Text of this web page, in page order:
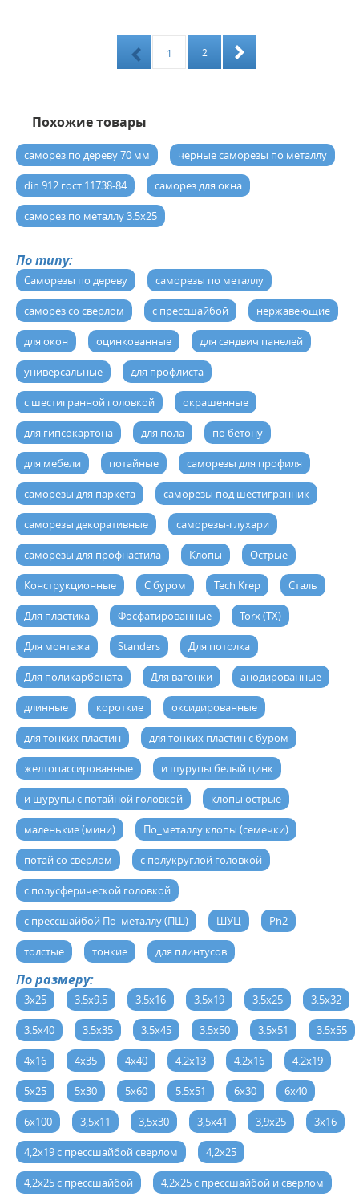
1 2
Похожие товары
саморез по дереву 70 мм черные саморезы по металлу
din 912 гост 11738-84 саморез для окна
саморез по металлу 3.5х25
По типу:
Cаморезы по дереву саморезы по металлу
саморез со сверлом с прессшайбой нержавеющие
для окон оцинкованные для сэндвич панелей
универсальные для профлиста
с шестигранной головкой окрашенные
для гипсокартона для пола по бетону
для мебели потайные саморезы для профиля
саморезы для паркета саморезы под шестигранник
саморезы декоративные саморезы-глухари
саморезы для профнастила Клопы Острые
Конструкционные С буром Tech Krep Сталь
Для пластика Фосфатированные Torx (TX)
Для монтажа Standers Для потолка
Для поликарбоната Для вагонки анодированные
длинные короткие оксидированные
для тонких пластин для тонких пластин с буром
желтопассированные и шурупы белый цинк
и шурупы с потайной головкой клопы острые
маленькие (мини) По_металлу клопы (семечки)
потай со сверлом с полукруглой головкой
с полусферической головкой
с прессшайбой По_металлу (ПШ) ШУЦ Ph2
толстые тонкие для плинтусов
По размеру:
3x25 3.5x9.5 3.5x16 3.5x19 3.5x25 3.5x32
3.5x40 3.5x35 3.5x45 3.5x50 3.5x51 3.5x55
4x16 4x35 4x40 4.2x13 4.2x16 4.2x19
5x25 5x30 5x60 5.5x51 6x30 6x40
6x100 3,5х11 3,5х30 3,5х41 3,9х25 3х16
4,2х19 с прессшайбой сверлом 4,2х25
4,2х25 с прессшайбой 4,2х25 с прессшайбой и сверлом